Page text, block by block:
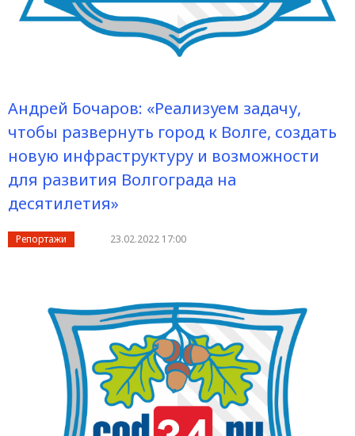
Андрей Бочаров: «Реализуем задачу,
чтобы развернуть город к Волге, создать
новую инфраструктуру и возможности
для развития Волгограда на
десятилетия»
Репортажи 23.02.2022 17:00